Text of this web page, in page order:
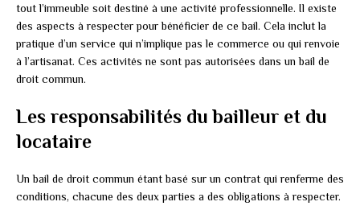
tout l’immeuble soit destiné à une activité professionnelle. Il existe
des aspects à respecter pour bénéficier de ce bail. Cela inclut la
pratique d’un service qui n’implique pas le commerce ou qui renvoie
à l’artisanat. Ces activités ne sont pas autorisées dans un bail de
droit commun.
Les responsabilités du bailleur et du
locataire
Un bail de droit commun étant basé sur un contrat qui renferme des
conditions, chacune des deux parties a des obligations à respecter.